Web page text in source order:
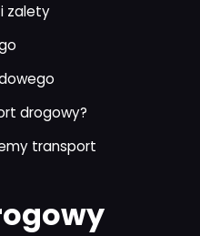
zalety
drogowy?
transport